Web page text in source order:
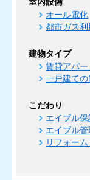
室内設備
オール電化
都市ガス利
建物タイプ
賃貸アパー
一戸建て
こだわり
エイブル
エイブル
リフォー